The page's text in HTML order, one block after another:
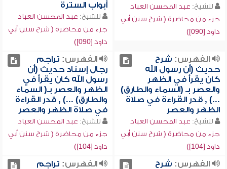
للشيخ: عبد المحسن العباد
جزء من محاضرة ( شرح سنن أبي
داود [090])
أبواب السترة
للشيخ: عبد المحسن العباد
جزء من محاضرة ( شرح سنن أبي
داود [090])
الفهرس: شرح
حديث (أن رسول الله
كان يقرأ في الظهر
والعصر بـ (السماء والطارق)
...) , قدر القراءة في صلاة
الظهر والعصر
للشيخ: عبد المحسن العباد
جزء من محاضرة ( شرح سنن أبي
داود [104])
الفهرس: تراجم
رجال إسناد حديث (أن
رسول الله كان يقرأ في
الظهر والعصر بـ( السماء
والطارق) ...) , قدر القراءة
في صلاة الظهر والعصر
للشيخ: عبد المحسن العباد
جزء من محاضرة ( شرح سنن أبي
داود [104])
الفهرس: شرح
الفهرس: تراجم